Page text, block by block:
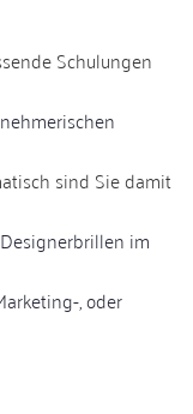
Schulungen
sind Sie damit
im
, oder